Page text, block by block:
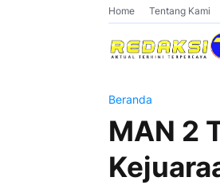
Home Tentang Kami
Beranda
MAN 2